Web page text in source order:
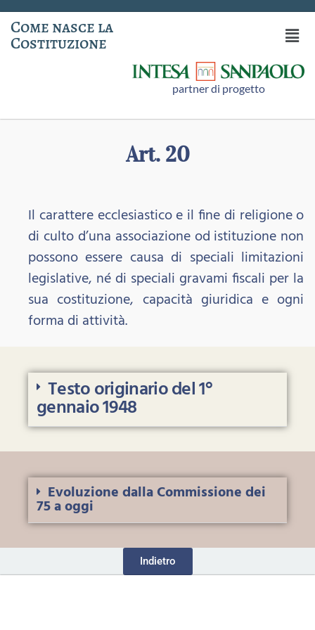
Come nasce la
Costituzione
partner di progetto
Art. 20
Il carattere ecclesiastico e il fine di religione o
di culto d’una associazione od istituzione non
possono essere causa di speciali limitazioni
legislative, né di speciali gravami fiscali per la
sua costituzione, capacità giuridica e ogni
forma di attività.
Testo originario del 1°
gennaio 1948
Evoluzione dalla Commissione dei
75 a oggi
Indietro